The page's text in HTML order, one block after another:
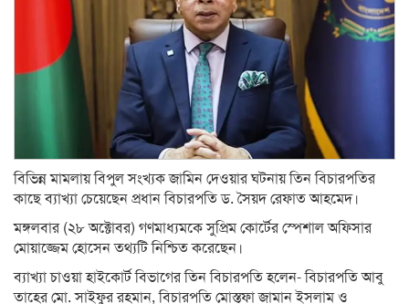
বিভিন্ন মামলায় বিপুল সংখ্যক জামিন দেওয়ার ঘটনায় তিন বিচারপতির
কাছে ব্যাখ্যা চেয়েছেন প্রধান বিচারপতি ড. সৈয়দ রেফাত আহমেদ।
মঙ্গলবার (২৮ অক্টোবর) গণমাধ্যমকে সুপ্রিম কোর্টের স্পেশাল অফিসার
মোয়াজ্জেম হোসেন তথ‍্যটি নিশ্চিত করেছেন।
ব‍্যাখ‍্যা চাওয়া হাইকোর্ট বিভাগের তিন বিচারপতি হলেন- বিচারপতি আবু
তাহের মো. সাইফুর রহমান, বিচারপতি মোস্তফা জামান ইসলাম ও